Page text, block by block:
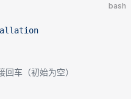
bash
车（初始为空）